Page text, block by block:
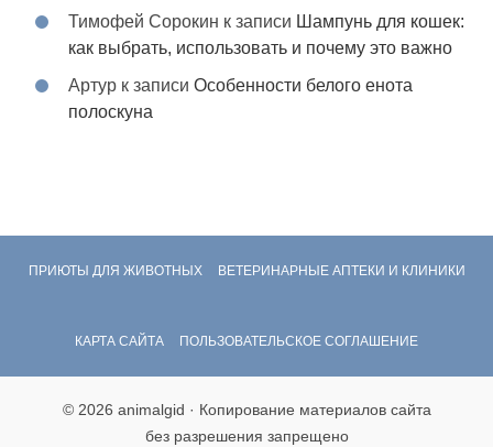
Тимофей Сорокин к записи Шампунь для кошек:
как выбрать, использовать и почему это важно
Артур к записиОсобенности белого енота
полоскуна
ПРИЮТЫ ДЛЯ ЖИВОТНЫХ ВЕТЕРИНАРНЫЕ АПТЕКИ И КЛИНИКИ
КАРТА САЙТА ПОЛЬЗОВАТЕЛЬСКОЕ СОГЛАШЕНИЕ
© 2026 animalgid · Копирование материалов сайта
без разрешения запрещено